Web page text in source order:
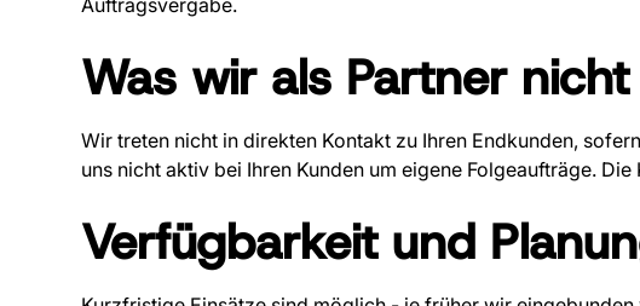
Was wir als Partner
Wir treten nicht in direkten Kontakt zu Ihren Endkunden,
uns nicht aktiv bei Ihren Kunden um eigene Folgeaufträge.
Verfügbarkeit und